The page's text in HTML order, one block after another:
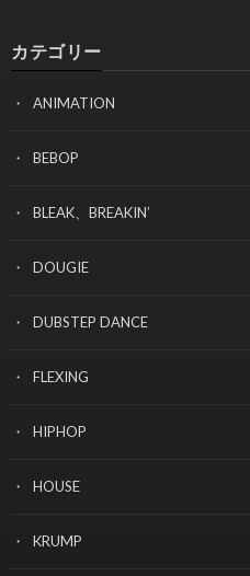
カテゴリー
ANIMATION
BEBOP
BLEAK、BREAKIN’
DOUGIE
DUBSTEP DANCE
FLEXING
HIPHOP
HOUSE
KRUMP